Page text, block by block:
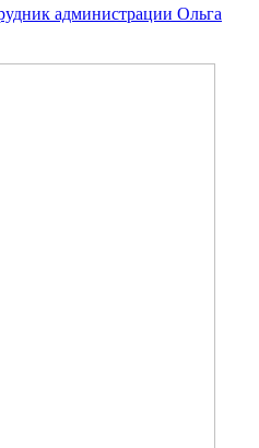
администрации Ольга